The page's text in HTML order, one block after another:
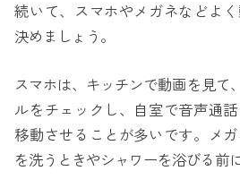
続いて、スマホやメガネなどよ
決めましょう。
スマホは、キッチンで動画を見て
ルをチェックし、自室で音声通
移動させることが多いです。メ
を洗うときやシャワーを浴びる前